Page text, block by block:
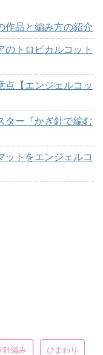
品と編み方の紹介
トロピカルコット
点【エンジェルコッ
ター『かぎ針で編む
ットをエンジェルコ
針編み ひまわり